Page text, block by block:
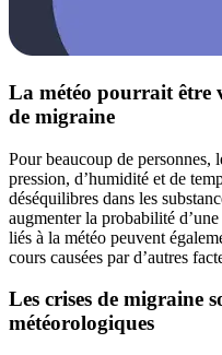
La météo pourrait être
de migraine
Pour beaucoup de personnes,
pression, d’humidité et de
déséquilibres dans les
augmenter la probabilité
liés à la météo peuvent
cours causées par d’autres
Les crises de migraine
météorologiques